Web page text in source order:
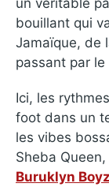
bouillant qui
Jamaïque, de
passant par
Ici, les
foot dans un
les vibes
Sheba
Buruklyn Boyz